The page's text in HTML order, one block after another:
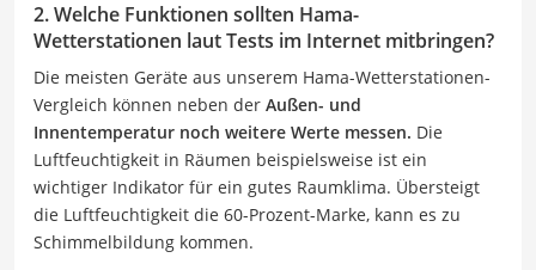
2. Welche Funktionen sollten Hama-
Wetterstationen laut Tests im Internet mitbringen?
Die meisten Geräte aus unserem Hama-Wetterstationen-
Vergleich können neben der Außen- und
Innentemperatur noch weitere Werte messen. Die
Luftfeuchtigkeit in Räumen beispielsweise ist ein
wichtiger Indikator für ein gutes Raumklima. Übersteigt
die Luftfeuchtigkeit die 60-Prozent-Marke, kann es zu
Schimmelbildung kommen.